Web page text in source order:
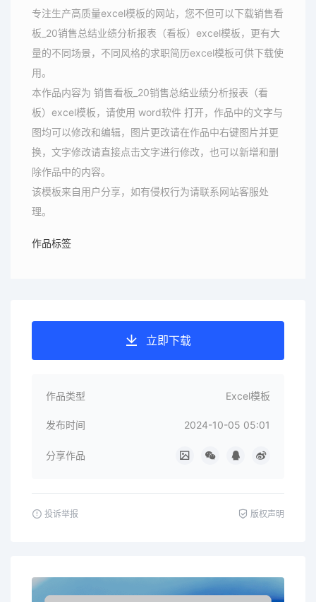
专注生产高质量excel模板的网站，您不但可以下载销售看
板_20销售总结业绩分析报表（看板）excel模板，更有大
量的不同场景，不同风格的求职简历excel模板可供下载使
用。
本作品内容为 销售看板_20销售总结业绩分析报表（看
板）excel模板，请使用 word软件 打开，作品中的文字与
图均可以修改和编辑，图片更改请在作品中右键图片并更
换，文字修改请直接点击文字进行修改，也可以新增和删
除作品中的内容。
该模板来自用户分享，如有侵权行为请联系网站客服处
理。
作品标签
立即下载
作品类型 Excel模板
发布时间 2024-10-05 05:01
分享作品
投诉举报 版权声明